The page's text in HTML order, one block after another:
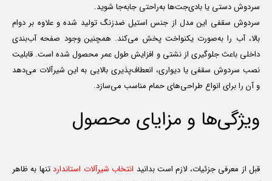
سردوش دستی یا بادی‌جت‌ها به‌راحتی جابه‌جا شوید.
سردوش سقفی این مدل از جنس استیل ضدزنگ تولید شده و علاوه بر دوام
بالا، آب را به‌صورت یکنواخت پخش می‌کند. همچنین وجود صفحه آب‌بندی
داخلی باعث جلوگیری از نشتی و افزایش طول عمر محصول شده است. قابلیت
نصب سردوش سقفی یا دیواری، انعطاف‌پذیری بالایی به این شیرآلات می‌دهد
و آن را برای انواع طراحی‌های حمام مناسب می‌سازد.
ویژگی‌ها و مزایای محصول
قبل از معرفی جزئیات، لازم است بدانید انتخاب شیرآلات استانداردتنها به ظاهر